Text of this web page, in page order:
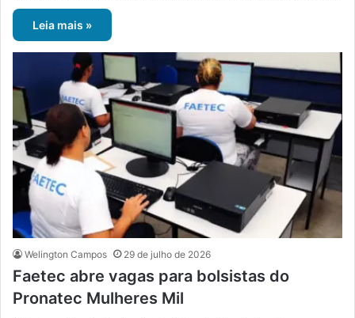
Leia mais »
Welington Campos 29 de julho de 2026
Faetec abre vagas para bolsistas do
Pronatec Mulheres Mil